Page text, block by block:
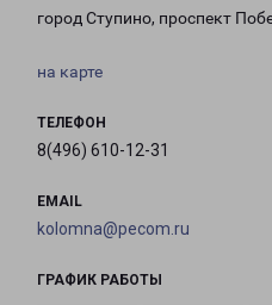
город Ступино, проспект
на карте
ТЕЛЕФОН
8(496) 610-12-31
EMAIL
kolomna@pecom.ru
ГРАФИК РАБОТЫ